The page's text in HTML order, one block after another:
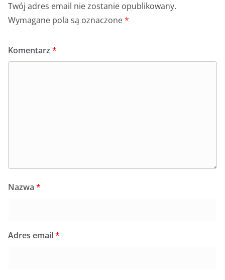
Twój adres email nie zostanie opublikowany.
Wymagane pola są oznaczone*
Komentarz *
Nazwa *
Adres email*